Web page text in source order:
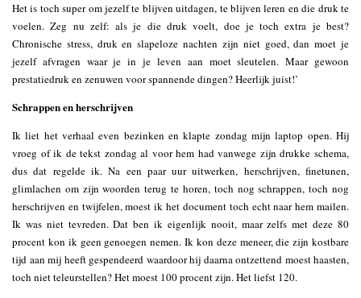
Het is toch super om jezelf te blijven uitdagen, te blijven leren en die druk te
voelen. Zeg nu zelf: als je die druk voelt, doe je toch extra je best?
Chronische stress, druk en slapeloze nachten zijn niet goed, dan moet je
jezelf afvragen waar je in je leven aan moet sleutelen. Maar gewoon
prestatiedruk en zenuwen voor spannende dingen? Heerlijk juist!’
Schrappen en herschrijven
Ik liet het verhaal even bezinken en klapte zondag mijn laptop open. Hij
vroeg of ik de tekst zondag al voor hem had vanwege zijn drukke schema,
dus dat regelde ik. Na een paar uur uitwerken, herschrijven, finetunen,
glimlachen om zijn woorden terug te horen, toch nog schrappen, toch nog
herschrijven en twijfelen, moest ik het document toch echt naar hem mailen.
Ik was niet tevreden. Dat ben ik eigenlijk nooit, maar zelfs met deze 80
procent kon ik geen genoegen nemen. Ik kon deze meneer, die zijn kostbare
tijd aan mij heeft gespendeerd waardoor hij daarna ontzettend moest haasten,
toch niet teleurstellen? Het moest 100 procent zijn. Het liefst 120.